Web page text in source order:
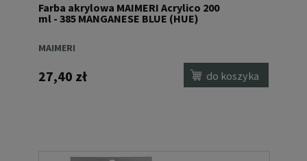
Farba akrylowa MAIMERI Acrylico 200
ml - 385 MANGANESE BLUE (HUE)
MAIMERI
27,40 zł do koszyka